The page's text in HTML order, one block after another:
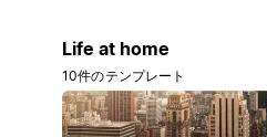
Life at home
10件のテンプレート